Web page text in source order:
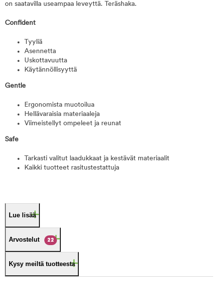
on saatavilla useampaa leveyttä. Teräshaka.
Confident
Tyyliä
Asennetta
Uskottavuutta
Käytännöllisyyttä
Gentle
Ergonomista muotoilua
Hellävaraisia materiaaleja
Viimeistellyt ompeleet ja reunat
Safe
Tarkasti valitut laadukkaat ja kestävät materiaalit
Kaikki tuotteet rasitustestattuja
Lue lisää
Arvostelut 22
Kysy meiltä tuotteesta